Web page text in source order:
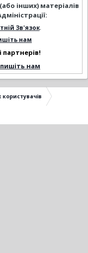
інших) матеріалів
Зв'язок.
нам
партнерів!
нам